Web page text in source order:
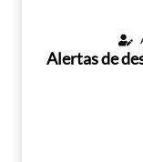
Alertas de